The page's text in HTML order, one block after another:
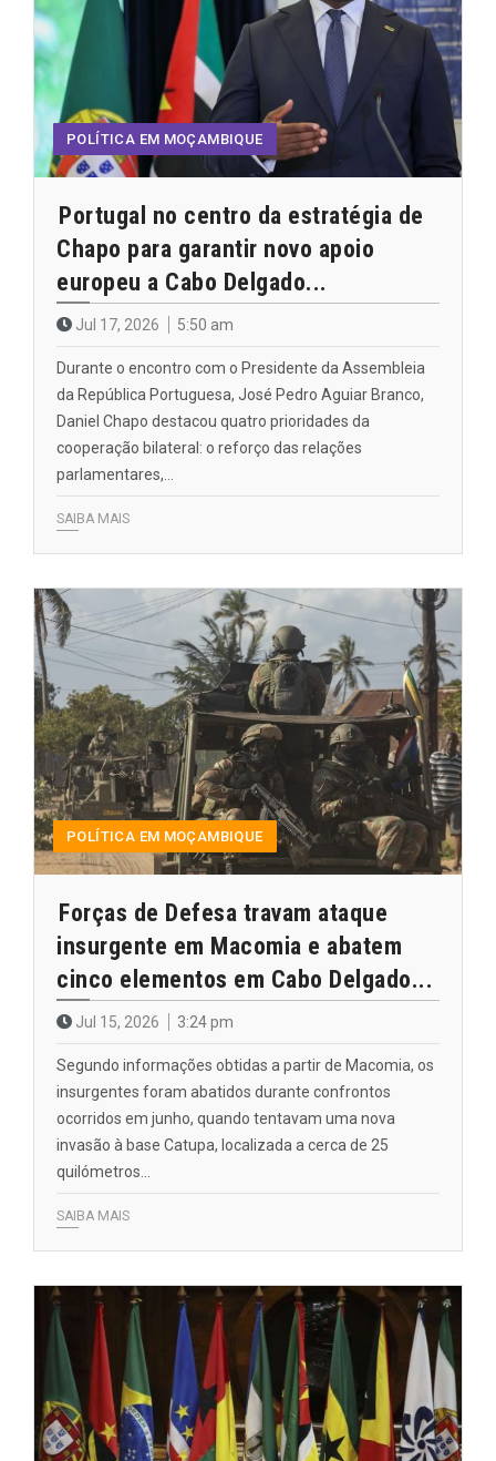
POLÍTICA EM MOÇAMBIQUE
Portugal no centro da estratégia de
Chapo para garantir novo apoio
europeu a Cabo Delgado...
Jul 17, 2026 5:50 am
Durante o encontro com o Presidente da Assembleia
da República Portuguesa, José Pedro Aguiar Branco,
Daniel Chapo destacou quatro prioridades da
cooperação bilateral: o reforço das relações
parlamentares,…
SAIBA MAIS
POLÍTICA EM MOÇAMBIQUE
Forças de Defesa travam ataque
insurgente em Macomia e abatem
cinco elementos em Cabo Delgado...
Jul 15, 2026 3:24 pm
Segundo informações obtidas a partir de Macomia, os
insurgentes foram abatidos durante confrontos
ocorridos em junho, quando tentavam uma nova
invasão à base Catupa, localizada a cerca de 25
quilómetros…
SAIBA MAIS